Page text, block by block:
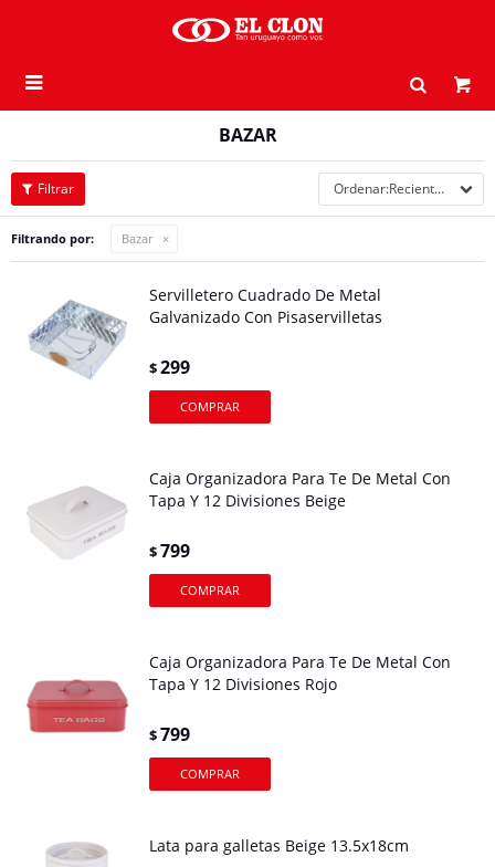

BAZAR
Recientes
Filtrando por: Bazar
Servilletero Cuadrado De Metal
Galvanizado Con Pisaservilletas
$299
Caja Organizadora Para Te De Metal Con
Tapa Y 12 Divisiones Beige
$799
Caja Organizadora Para Te De Metal Con
Tapa Y 12 Divisiones Rojo
$799
Lata para galletas Beige 13.5x18cm